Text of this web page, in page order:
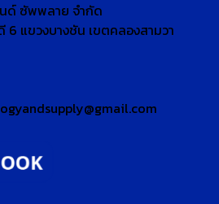
นด์ ซัพพลาย จำกัด
แขวงบางชัน เขตคลองสามวา